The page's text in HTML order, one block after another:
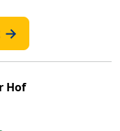
→
Hof